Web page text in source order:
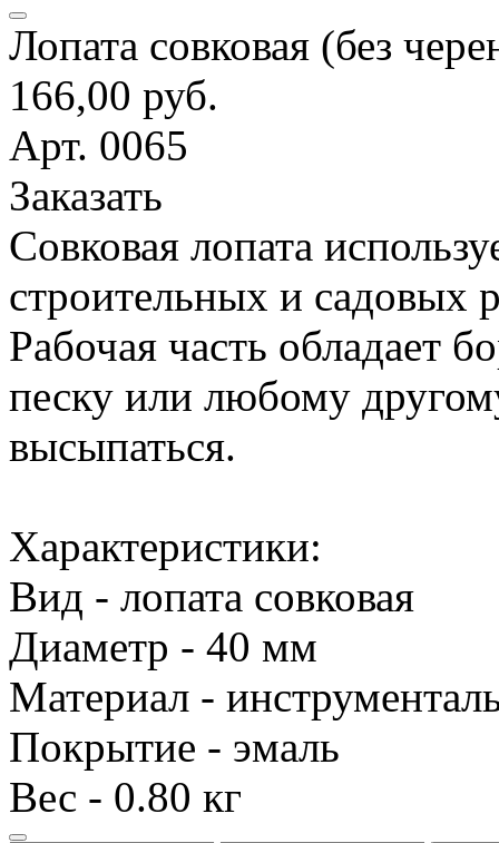
Лопата совковая (без
166,00 руб.
Арт. 0065
Заказать
Совковая лопата
строительных и садовых
Рабочая часть обладает
песку или любому
высыпаться.
Характеристики:
Вид - лопата совковая
Диаметр - 40 мм
Материал -
Покрытие - эмаль
Вес - 0.80 кг